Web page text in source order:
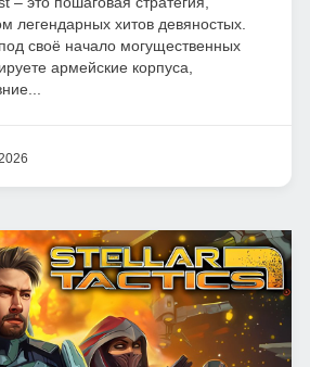
легендарных хитов девяностых.
своё начало могущественных
армейские корпуса,